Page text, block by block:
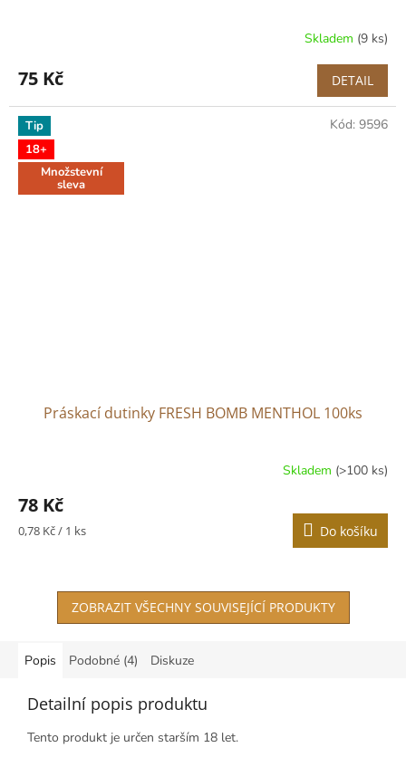
Skladem (9 ks)
75 Kč DETAIL
Tip
18+
Množstevní
sleva
Práskací dutinky FRESH BOMB MENTHOL 100ks
produktu
je
3,8
hvězdiček.
Skladem (>100 ks)
78 Kč
Měrná
0,78 Kč / 1 ks Do košíku
Kód: 9596
ZOBRAZIT VŠECHNY SOUVISEJÍCÍ PRODUKTY
Popis Podobné (4) Diskuze
Detailní popis produktu
Tento produkt je určen starším 18 let.